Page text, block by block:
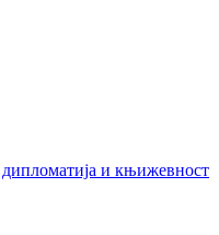
и књижевност